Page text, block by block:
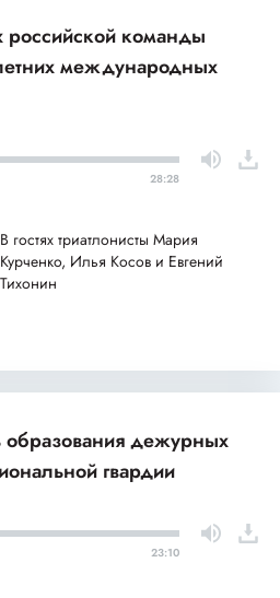
российской команды
международных
28:28
В гостях триатлонисты Мария
Курченко, Илья Косов и Евгений
Тихонин
образования дежурных
гвардии
23:10